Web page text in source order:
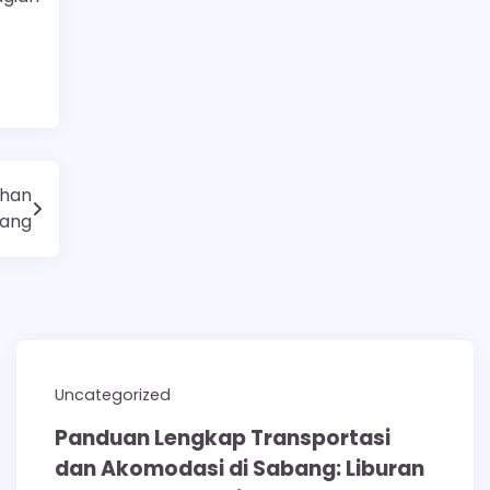
Uncategorized
Panduan Lengkap Transportasi
dan Akomodasi di Sabang: Liburan